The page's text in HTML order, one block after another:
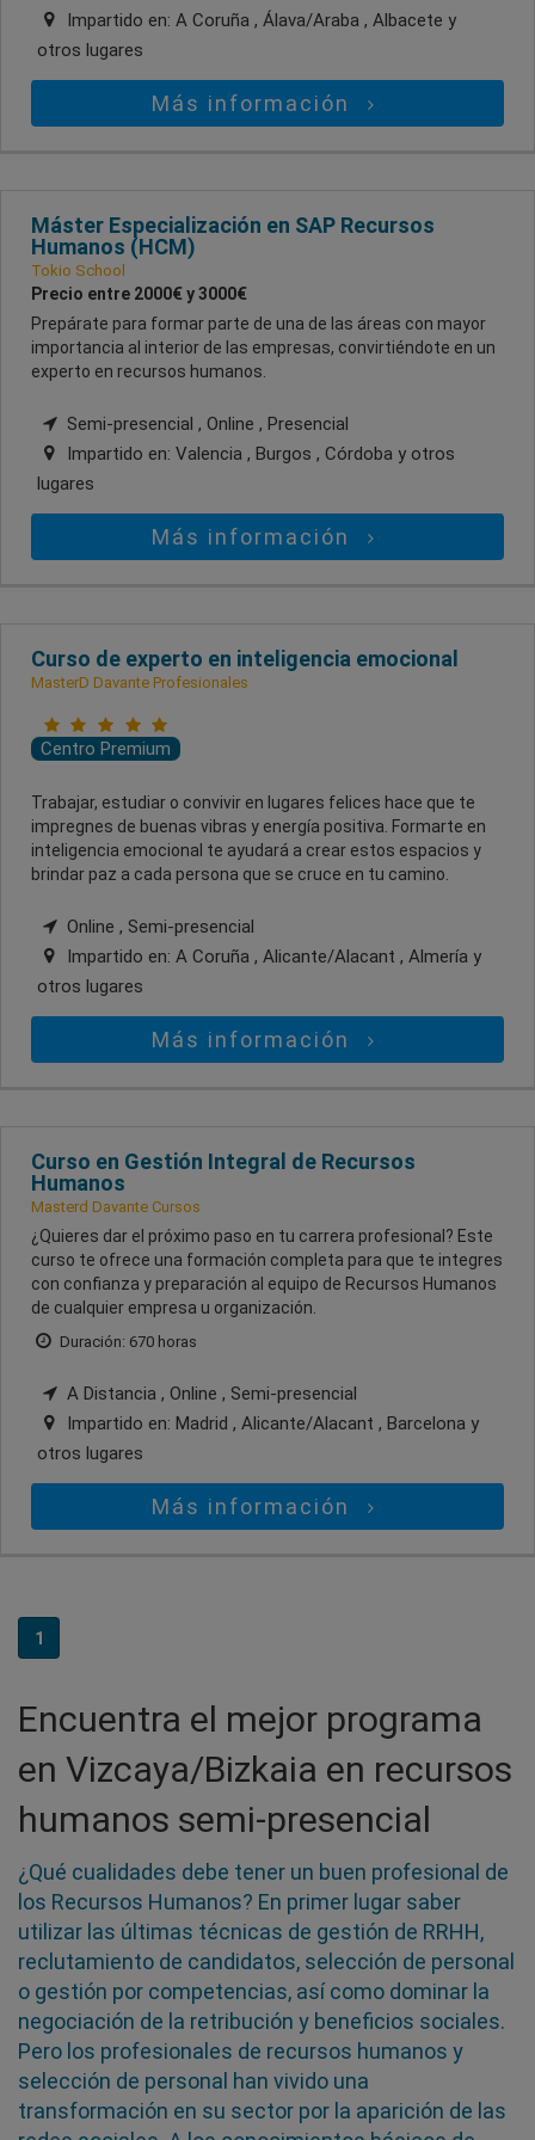
Impartido en: A Coruña , Álava/Araba , Albacete y
otros lugares
Más información
Máster Especialización en SAP Recursos
Humanos (HCM)
Tokio School
Precio entre 2000€ y 3000€
Prepárate para formar parte de una de las áreas con mayor
importancia al interior de las empresas, convirtiéndote en un
experto en recursos humanos.
Semi-presencial , Online , Presencial
Impartido en: Valencia , Burgos , Córdoba y otros
lugares
Más información
Curso de experto en inteligencia emocional
MasterD Davante Profesionales
Centro Premium
Trabajar, estudiar o convivir en lugares felices hace que te
impregnes de buenas vibras y energía positiva. Formarte en
inteligencia emocional te ayudará a crear estos espacios y
brindar paz a cada persona que se cruce en tu camino.
Online , Semi-presencial
Impartido en: A Coruña , Alicante/Alacant , Almería y
otros lugares
Más información
Curso en Gestión Integral de Recursos
Humanos
Masterd Davante Cursos
¿Quieres dar el próximo paso en tu carrera profesional? Este
curso te ofrece una formación completa para que te integres
con confianza y preparación al equipo de Recursos Humanos
de cualquier empresa u organización.
Duración: 670 horas
A Distancia , Online , Semi-presencial
Impartido en: Madrid , Alicante/Alacant , Barcelona y
otros lugares
Más información
1
Encuentra el mejor programa
en Vizcaya/Bizkaia en recursos
humanos semi-presencial
¿Qué cualidades debe tener un buen profesional de
los Recursos Humanos? En primer lugar saber
utilizar las últimas técnicas de gestión de RRHH,
reclutamiento de candidatos, selección de personal
o gestión por competencias, así como dominar la
negociación de la retribución y beneficios sociales.
Pero los profesionales de recursos humanos y
selección de personal han vivido una
transformación en su sector por la aparición de las